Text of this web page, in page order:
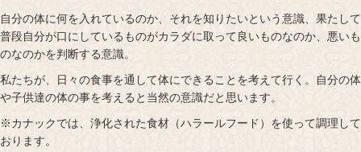
自分の体に何を入れているのか、それを知りたいという意識、果たして
普段自分が口にしているものがカラダに取って良いものなのか、悪いも
のなのかを判断する意識。
私たちが、日々の食事を通して体にできることを考えて行く。自分の体
や子供達の体の事を考えると当然の意識だと思います。
※カナックでは、浄化された食材（ハラールフード）を使って調理して
おります。